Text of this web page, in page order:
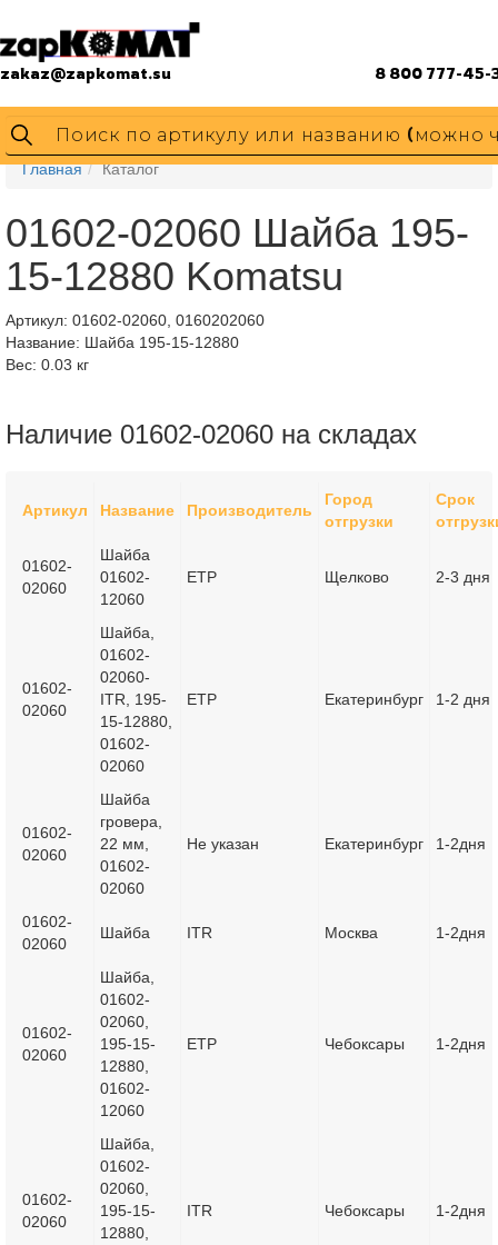
zakaz@zapkomat.su 8 800 777-45-
Главная Каталог
01602-02060 Шайба 195-
15-12880 Komatsu
Артикул: 01602-02060, 0160202060
Название: Шайба 195-15-12880
Вес: 0.03 кг
Наличие 01602-02060 на складах
Артикул Название Производитель
Город
отгрузки
Срок
01602-
02060
Шайба
01602-
12060
ETP Щелково 2-3 дня
01602-
02060
Шайба,
01602-
02060-
ITR, 195-
15-12880,
01602-
02060
ETP Екатеринбург 1-2 дня
01602-
02060
Шайба
гровера,
22 мм,
01602-
02060
Не указан Екатеринбург 1-2дня
01602-
02060
Шайба ITR Москва 1-2дня
01602-
02060
Шайба,
01602-
02060,
195-15-
12880,
01602-
12060
ETP Чебоксары 1-2дня
01602-
02060
Шайба,
01602-
02060,
195-15-
12880,
ITR Чебоксары 1-2дня